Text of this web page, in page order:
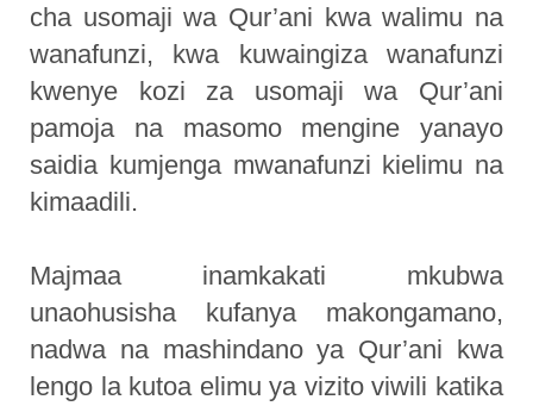
cha usomaji wa Qur’ani kwa walimu na
wanafunzi, kwa kuwaingiza wanafunzi
kwenye kozi za usomaji wa Qur’ani
pamoja na masomo mengine yanayo
saidia kumjenga mwanafunzi kielimu na
kimaadili.
Majmaa inamkakati mkubwa
unaohusisha kufanya makongamano,
nadwa na mashindano ya Qur’ani kwa
lengo la kutoa elimu ya vizito viwili katika